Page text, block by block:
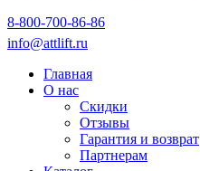
8-800-700-86-86
info@attlift.ru
Главная
О нас
Скидки
Отзывы
Гарантия и возврат
Партнерам